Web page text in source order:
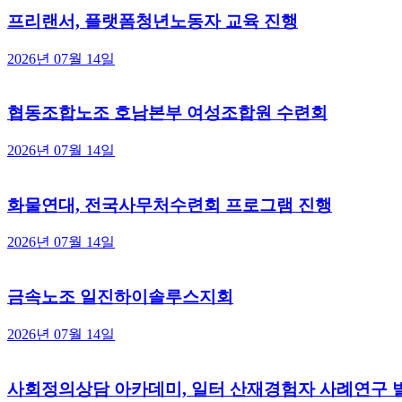
프리랜서, 플랫폼청년노동자 교육 진행
2026년 07월 14일
협동조합노조 호남본부 여성조합원 수련회
2026년 07월 14일
화물연대, 전국사무처수련회 프로그램 진행
2026년 07월 14일
금속노조 일진하이솔루스지회
2026년 07월 14일
사회정의상담 아카데미, 일터 산재경험자 사례연구